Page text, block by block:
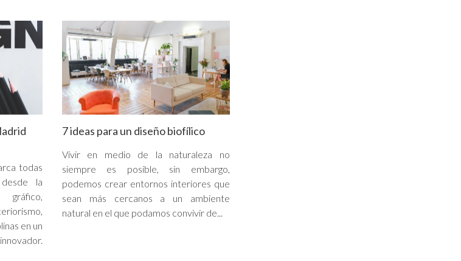
todas
la
en un
7 ideas para un diseño biofílico
Vivir en medio de la naturaleza no
siempre es posible, sin embargo,
podemos crear entornos interiores que
sean más cercanos a un ambiente
natural en el que podamos convivir de...